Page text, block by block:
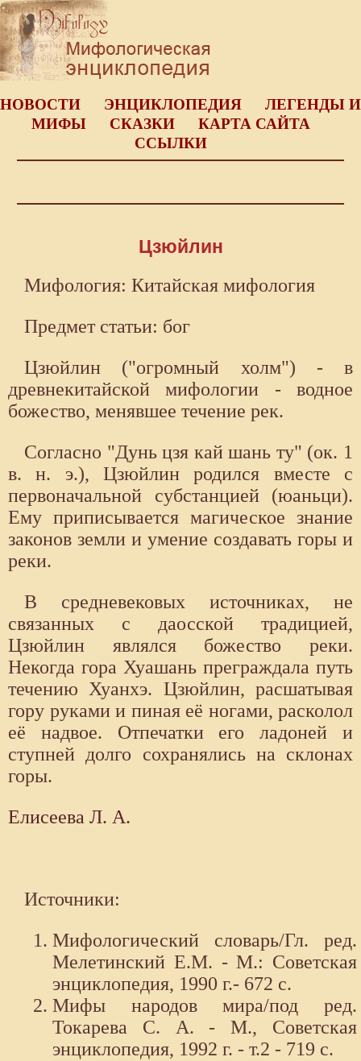
НОВОСТИ ЭНЦИКЛОПЕДИЯ
ЛЕГЕНДЫ И
МИФЫ
СКАЗКИ
КАРТА САЙТА
ССЫЛКИ
Цзюйлин
Мифология: Китайская мифология
Предмет статьи: бог
Цзюйлин ("огромный холм") - в
древнекитайской мифологии - водное
божество, менявшее течение рек.
Согласно "Дунь цзя кай шань ту" (ок. 1
в. н. э.), Цзюйлин родился вместе с
первоначальной субстанцией (юаньци).
Ему приписывается магическое знание
законов земли и умение создавать горы и
реки.
В средневековых источниках, не
связанных с даосской традицией,
Цзюйлин являлся божество реки.
Некогда гора Хуашань преграждала путь
течению Хуанхэ. Цзюйлин, расшатывая
гору руками и пиная её ногами, расколол
её надвое. Отпечатки его ладоней и
ступней долго сохранялись на склонах
горы.
Елисеева Л. А.
Источники:
Мифологический словарь/Гл. ред.
Мелетинский Е.М. - М.: Советская
энциклопедия, 1990 г.- 672 с.
Мифы народов мира/под ред.
Токарева С. А. - М., Советская
энциклопедия, 1992 г. - т.2 - 719 с.